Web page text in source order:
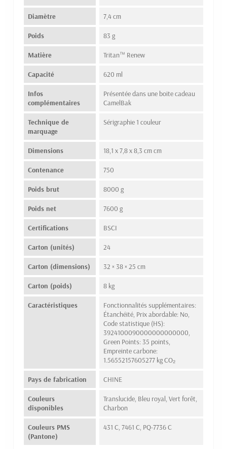
Diamètre 7,4 cm
Poids 83 g
Matière Tritan™ Renew
Capacité 620 ml
Infos
complémentaires
Présentée dans une boite cadeau
CamelBak
Technique de
marquage
Sérigraphie 1 couleur
Dimensions 18,1 x 7,8 x 8,3 cm cm
Contenance 750
Poids brut 8000 g
Poids net 7600 g
Certifications BSCI
Carton (unités) 24
Carton (dimensions) 32 × 38 × 25 cm
Carton (poids) 8 kg
Caractéristiques
Fonctionnalités supplémentaires:
Étanchéité, Prix abordable: No,
Code statistique (HS):
3924100090000000000000,
Green Points: 35 points,
Empreinte carbone:
1.56552157605277 kg CO₂
Pays de fabrication CHINE
Couleurs
disponibles
Translucide, Bleu royal, Vert forêt,
Charbon
Couleurs PMS
(Pantone)
431 C, 7461 C, PQ-7736 C